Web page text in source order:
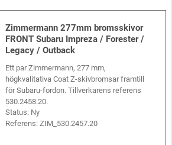
Zimmermann 277mm bromsskivor
FRONT Subaru Impreza / Forester /
Legacy / Outback
Ett par Zimmermann, 277 mm,
högkvalitativa Coat Z-skivbromsar framtill
för Subaru-fordon. Tillverkarens referens
530.2458.20.
Status: Ny
Referens:ZIM_530.2457.20